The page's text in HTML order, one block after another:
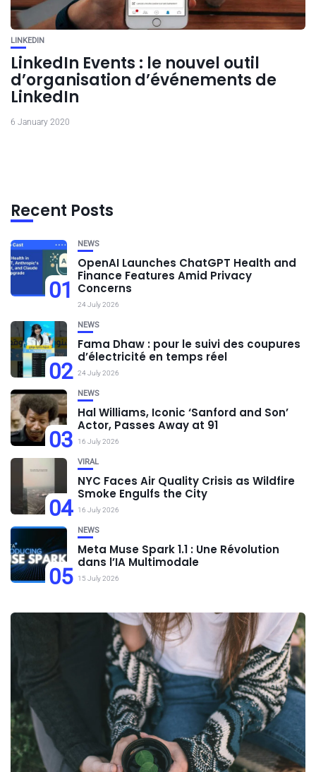
LINKEDIN
LinkedIn Events : le nouvel outil
d’organisation d’événements de
LinkedIn
6 January 2020
Recent Posts
01
NEWS
OpenAI Launches ChatGPT Health and
Finance Features Amid Privacy
Concerns
24 July 2026
02
NEWS
Fama Dhaw : pour le suivi des coupures
d’électricité en temps réel
24 July 2026
03
NEWS
Hal Williams, Iconic ‘Sanford and Son’
Actor, Passes Away at 91
16 July 2026
04
VIRAL
NYC Faces Air Quality Crisis as Wildfire
Smoke Engulfs the City
16 July 2026
05
NEWS
Meta Muse Spark 1.1 : Une Révolution
dans l’IA Multimodale
15 July 2026